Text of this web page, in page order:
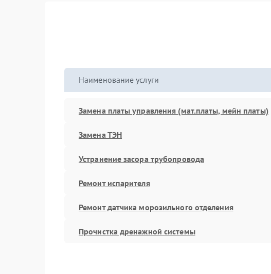
Наименование услуги
Замена платы управления (мат.платы, мейн платы)
Замена ТЭН
Устранение засора трубопровода
Ремонт испарителя
Ремонт датчика морозильного отделения
Прочистка дренажной системы